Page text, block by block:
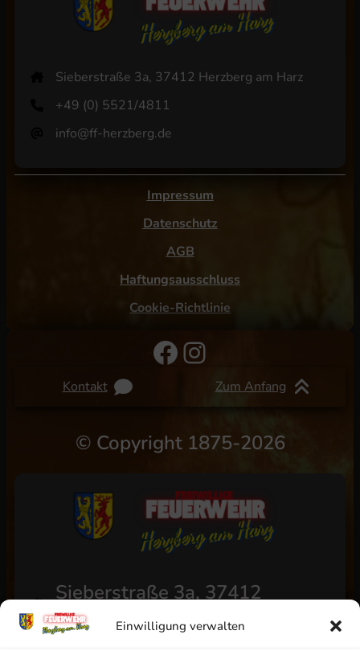
Einwilligung verwalten
Sieberstraße 3a, 37412 Herzberg am Harz
+49 (0) 5521/4811
info@ff-herzberg.de
Impressum
Datenschutz
AGB
Haftungsausschluss
Cookie-Richtlinie
Facebook
Instagram
Kontakt Zum Anfang
© Copyright 1875-2026
Sieberstraße 3a, 37412
Herzberg am Harz